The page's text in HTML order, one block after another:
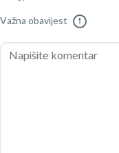
Važna obavijest !